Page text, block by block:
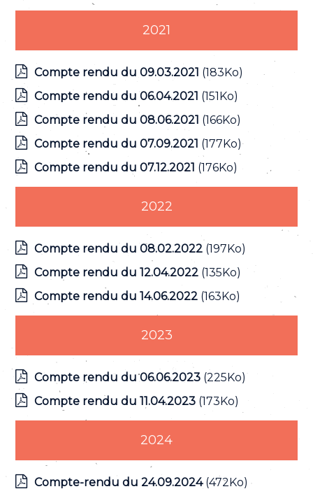
2021
Compte rendu du 09.03.2021 (183Ko)
Compte rendu du 06.04.2021 (151Ko)
Compte rendu du 08.06.2021 (166Ko)
Compte rendu du 07.09.2021 (177Ko)
Compte rendu du 07.12.2021 (176Ko)
2022
Compte rendu du 08.02.2022 (197Ko)
Compte rendu du 12.04.2022 (135Ko)
Compte rendu du 14.06.2022 (163Ko)
2023
Compte rendu du 06.06.2023 (225Ko)
Compte rendu du 11.04.2023 (173Ko)
2024
Compte-rendu du 24.09.2024(472Ko)